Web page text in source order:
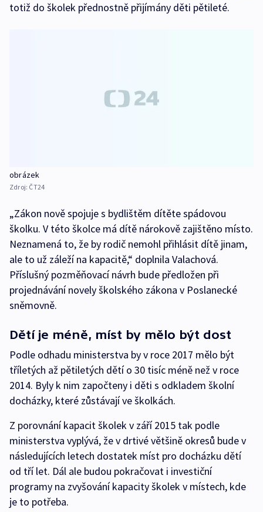
totiž do školek přednostně přijímány děti pětileté.
obrázek
Zdroj: ČT24
„Zákon nově spojuje s bydlištěm dítěte spádovou
školku. V této školce má dítě nárokově zajištěno místo.
Neznamená to, že by rodič nemohl přihlásit dítě jinam,
ale to už záleží na kapacitě,“ doplnila Valachová.
Příslušný pozměňovací návrh bude předložen při
projednávání novely školského zákona v Poslanecké
sněmovně.
Dětí je méně, míst by mělo být dost
Podle odhadu ministerstva by v roce 2017 mělo být
tříletých až pětiletých dětí o 30 tisíc méně než v roce
2014. Byly k nim započteny i děti s odkladem školní
docházky, které zůstávají ve školkách.
Z porovnání kapacit školek v září 2015 tak podle
ministerstva vyplývá, že v drtivé většině okresů bude v
následujících letech dostatek míst pro docházku dětí
od tří let. Dál ale budou pokračovat i investiční
programy na zvyšování kapacity školek v místech, kde
je to potřeba.